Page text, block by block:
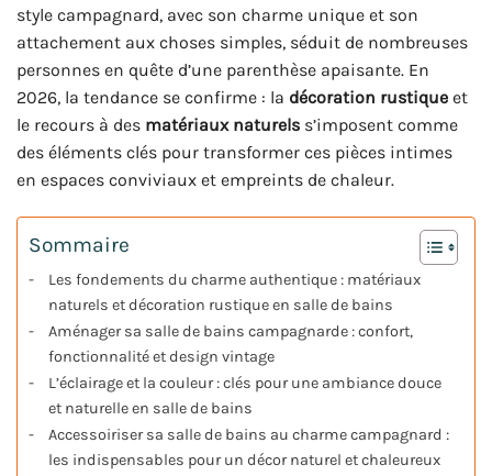
style campagnard, avec son charme unique et son
attachement aux choses simples, séduit de nombreuses
personnes en quête d’une parenthèse apaisante. En
2026, la tendance se confirme : la décoration rustique et
le recours à des matériaux naturels s’imposent comme
des éléments clés pour transformer ces pièces intimes
en espaces conviviaux et empreints de chaleur.
Sommaire
Les fondements du charme authentique : matériaux
naturels et décoration rustique en salle de bains
Aménager sa salle de bains campagnarde : confort,
fonctionnalité et design vintage
L’éclairage et la couleur : clés pour une ambiance douce
et naturelle en salle de bains
Accessoiriser sa salle de bains au charme campagnard :
les indispensables pour un décor naturel et chaleureux